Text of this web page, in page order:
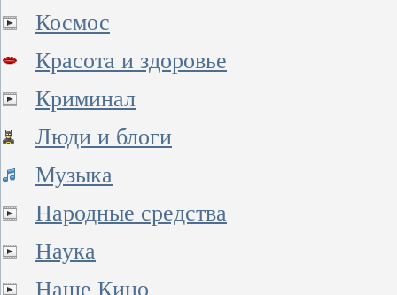
Космос
Красота и здоровье
Криминал
Люди и блоги
Музыка
Народные средства
Наука
Наше Кино